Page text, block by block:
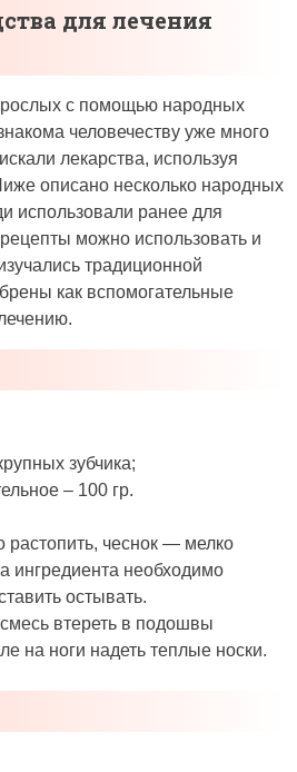
для лечения
с помощью народных
человечеству уже много
лекарства, используя
описано несколько народных
использовали ранее для
можно использовать и
традиционной
как вспомогательные
зубчика;
– 100 гр.
растопить, чеснок — мелко
ингредиента необходимо
остывать.
втереть в подошвы
на ноги надеть теплые носки.